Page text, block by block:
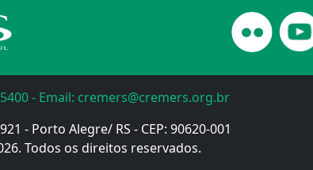
- Email: cremers@cremers.org.br
- Porto Alegre/ RS - CEP: 90620-001
Todos os direitos reservados.